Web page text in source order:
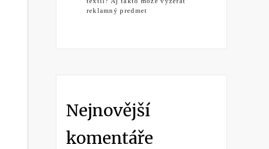
reklamný predmet
Nejnovější
komentáře